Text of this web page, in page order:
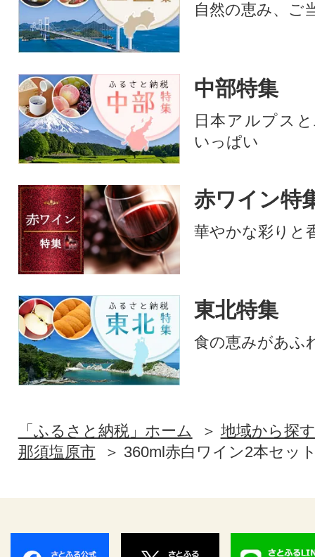
自然の恵み、ご
中部特集
日本アルプス
いっぱい
赤ワイン特
華やかな彩りと
東北特集
食の恵みがあふ
「ふるさと納税」ホーム
地域から探す
那須塩原市
360ml赤白ワイン2本セッ